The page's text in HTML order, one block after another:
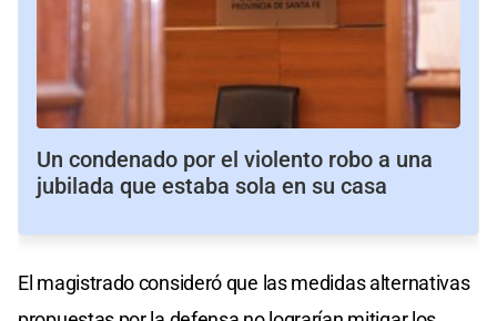
Un condenado por el violento robo a una
jubilada que estaba sola en su casa
El magistrado consideró que las medidas alternativas